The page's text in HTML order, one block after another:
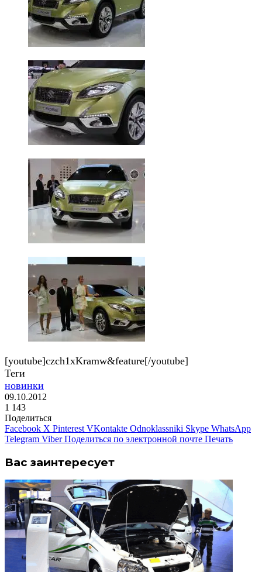
[youtube]czch1xKramw&feature[/youtube]
Теги
новинки
09.10.2012
1 143
Поделиться
Facebook X Pinterest VKontakte Odnoklassniki Skype WhatsApp
Telegram Viber Поделиться по электронной почте Печать
Вас заинтересует